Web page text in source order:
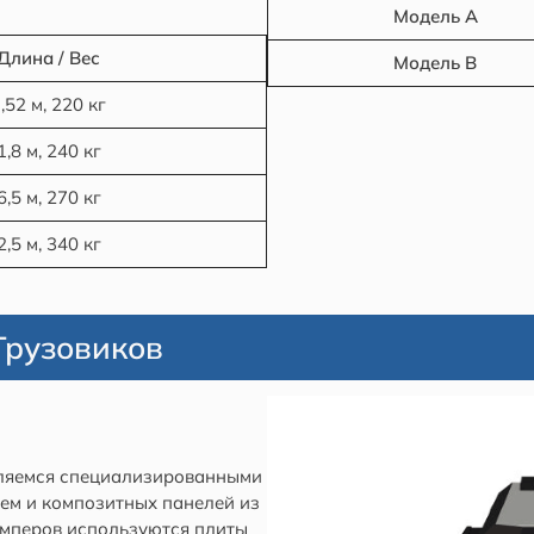
/ Вес
м, 220 кг
м, 240 кг
м, 270 кг
м, 340 кг
Модель A
Модель B
специализированными
и композитных панелей из
используются плиты